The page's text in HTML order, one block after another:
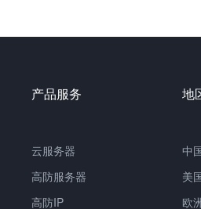
产品服务
云服务器
高防服务器
高防IP
地
中
美
欧